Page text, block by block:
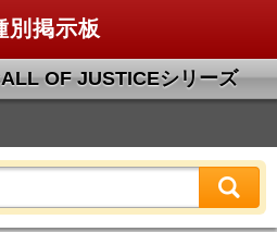
別掲示板
OF JUSTICEシリーズ